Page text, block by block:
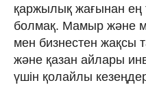
қаржылық жағынан ең
болмақ. Мамыр және
мен бизнестен жақсы
және қазан айлары
үшін қолайлы